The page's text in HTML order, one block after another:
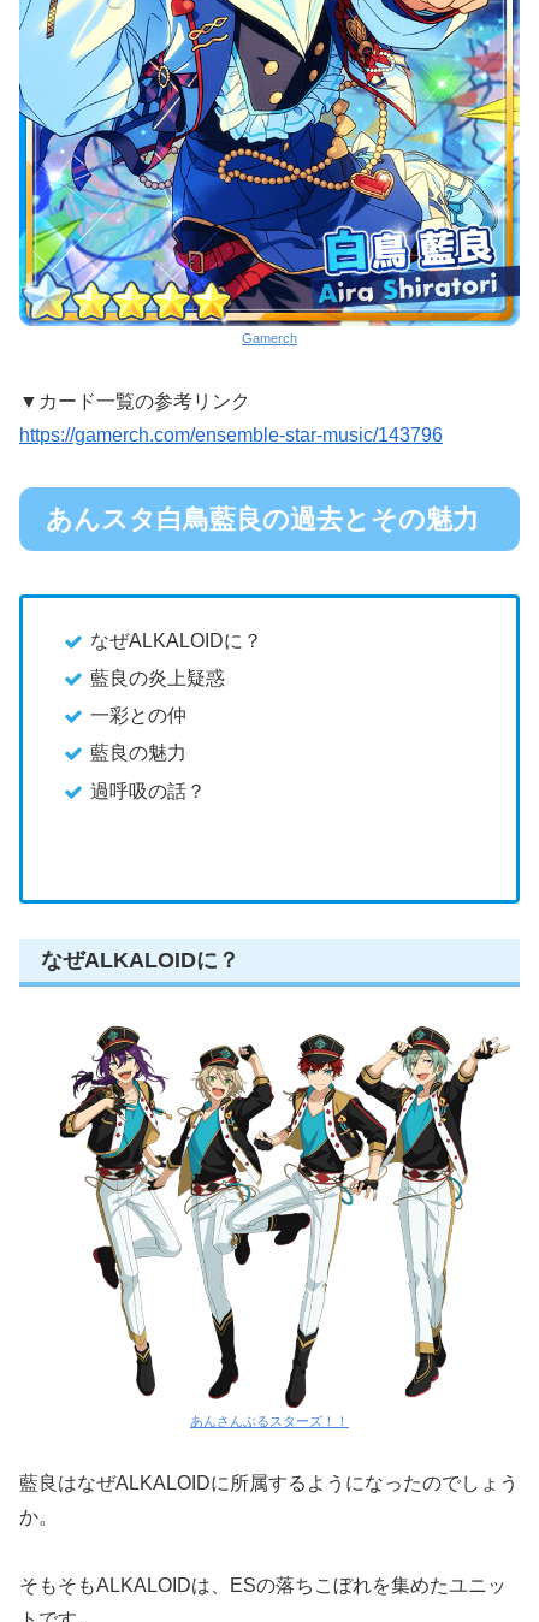
Gamerch
▼カード一覧の参考リンク
https://gamerch.com/ensemble-star-music/143796
あんスタ白鳥藍良の過去とその魅力
なぜALKALOIDに？
藍良の炎上疑惑
一彩との仲
藍良の魅力
過呼吸の話？
なぜALKALOIDに？
あんさんぶるスターズ！！
藍良はなぜALKALOIDに所属するようになったのでしょう
か。
そもそもALKALOIDは、ESの落ちこぼれを集めたユニッ